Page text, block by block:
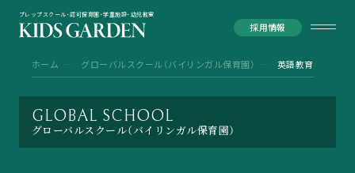
プレップスクール・認可保育園・学童施設・幼児教室
採用情報
ホーム グローバルスクール（バイリンガル保育園） 英語教育
GLOBAL SCHOOL
グローバルスクール（バイリンガル保育園）